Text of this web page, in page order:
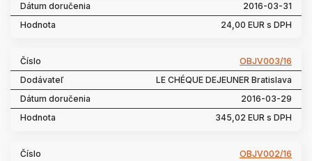
2016-03-31
24,00 EUR s DPH
OBJV003/16
LE CHÉQUE DEJEUNER Bratislava
2016-03-29
345,02 EUR s DPH
OBJV002/16